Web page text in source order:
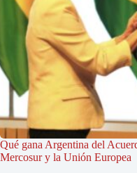
Qué gana Argentina del
Mercosur y la Unión Europea